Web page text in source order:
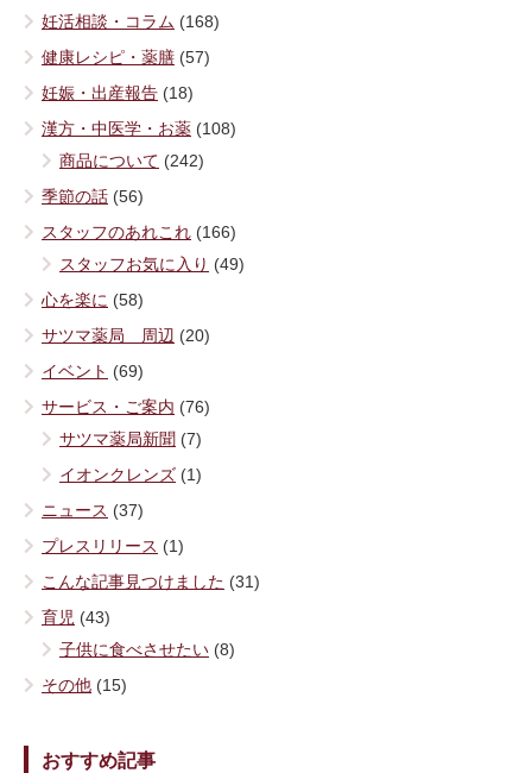
妊活相談・コラム (168)
健康レシピ・薬膳 (57)
妊娠・出産報告 (18)
漢方・中医学・お薬 (108)
商品について (242)
季節の話 (56)
スタッフのあれこれ (166)
スタッフお気に入り (49)
心を楽に (58)
サツマ薬局 周辺 (20)
イベント (69)
サービス・ご案内 (76)
サツマ薬局新聞 (7)
イオンクレンズ (1)
ニュース (37)
プレスリリース (1)
こんな記事見つけました (31)
育児 (43)
子供に食べさせたい (8)
その他 (15)
おすすめ記事